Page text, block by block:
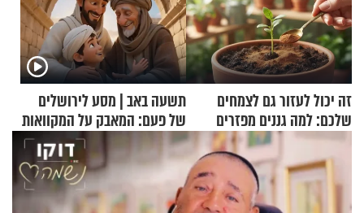
זה יכול לעזור גם לצמחים
שלכם: למה גננים מפזרים
קינמון בעציצים?
תשעה באב | מסע לירושלים
של פעם: המאבק על המקוואות